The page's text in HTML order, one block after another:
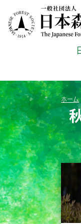
ホーム